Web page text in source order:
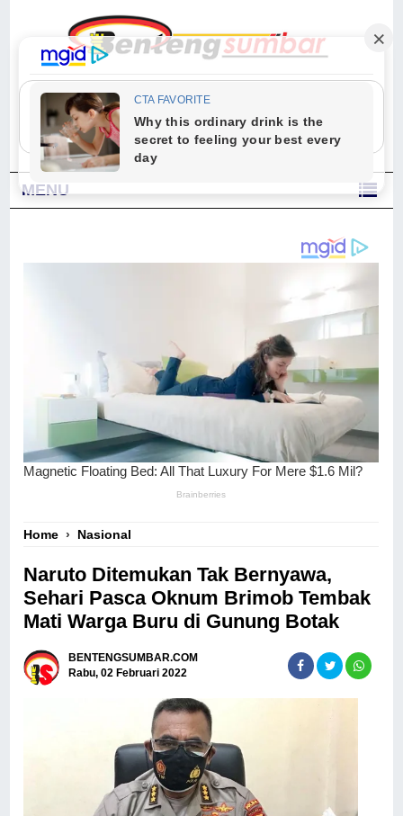
"Sesungguhnya Allah dan para malaikat-Nya berselawat untuk Nabi.
Wahai orang-orang yang beriman, berselawatlah kamu untuk Nabi dan
ucapkanlah salam dengan penuh penghormatan kepadanya." (Qs. Al
Ahzab Ayat 56)
MENU
Home › Nasional
Naruto Ditemukan Tak Bernyawa,
Sehari Pasca Oknum Brimob Tembak
Mati Warga Buru di Gunung Botak
BENTENGSUMBAR.COM
Rabu, 02 Februari 2022